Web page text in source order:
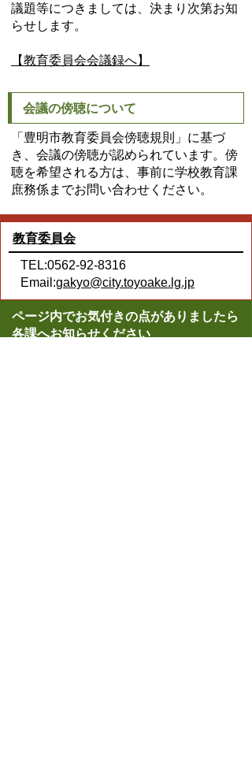
議題等につきましては、決まり次第お知
らせします。
【教育委員会会議録へ】
会議の傍聴について
「豊明市教育委員会傍聴規則」に基づ
き、会議の傍聴が認められています。傍
聴を希望される方は、事前に学校教育課
庶務係までお問い合わせください。
教育委員会
TEL:0562-92-8316
Email:gakyo@city.toyoake.lg.jp
ページ内でお気付きの点がありましたら
各課へお知らせください